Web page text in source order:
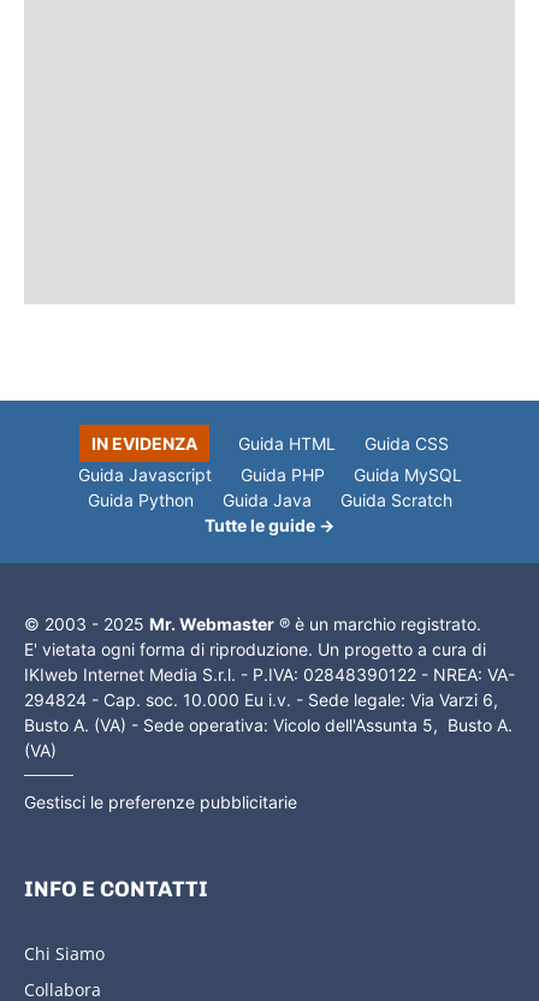
IN EVIDENZA Guida HTML
Guida CSS
Guida Javascript
Guida PHP
Guida MySQL
Guida Python
Guida Java
Guida Scratch
Tutte le guide →
© 2003 - 2025 Mr. Webmaster ® è un marchio registrato.
E' vietata ogni forma di riproduzione. Un progetto a cura di
IKIweb Internet Media S.r.l. - P.IVA: 02848390122 - NREA: VA-
294824 - Cap. soc. 10.000 Eu i.v. - Sede legale: Via Varzi 6,
Busto A. (VA) - Sede operativa: Vicolo dell'Assunta 5, Busto A.
(VA)
Gestisci le preferenze pubblicitarie
INFO E CONTATTI
Chi Siamo
Collabora